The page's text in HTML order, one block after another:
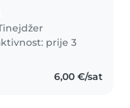
prije 3
6,00 €/sat